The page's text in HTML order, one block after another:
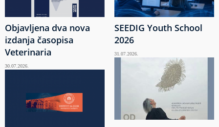
Objavljena dva nova
izdanja časopisa
Veterinaria
30.07.2026.
SEEDIG Youth School
2026
31.07.2026.